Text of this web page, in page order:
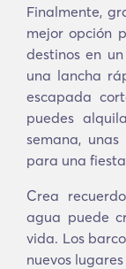
Finalmente,
mejor opción
destinos en
una lancha
escapada
puedes
semana,
para una
Crea
agua puede
vida. Los
nuevos